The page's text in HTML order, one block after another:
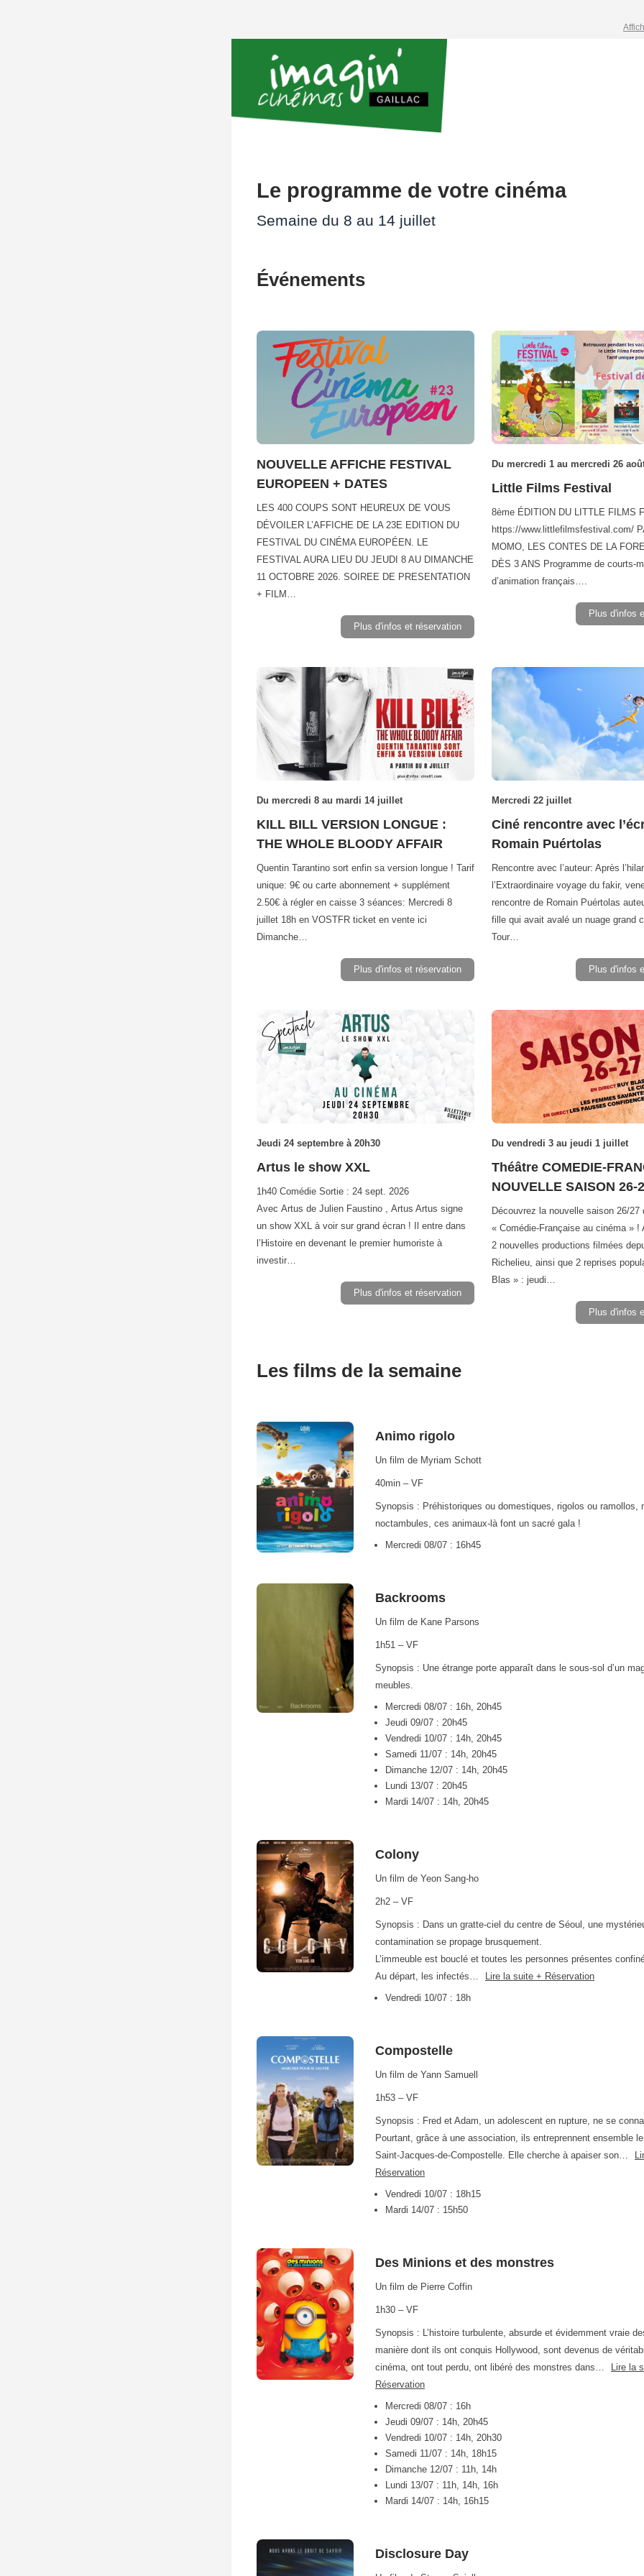
Le programme de votre cinéma
Semaine du 8 au 14 juillet
Événements
NOUVELLE AFFICHE FESTIVAL
EUROPEEN + DATES
LES 400 COUPS SONT HEUREUX DE VOUS
DÉVOILER L’AFFICHE DE LA 23E EDITION DU
FESTIVAL DU CINÉMA EUROPÉEN. LE
FESTIVAL AURA LIEU DU JEUDI 8 AU DIMANCHE
11 OCTOBRE 2026. SOIREE DE PRESENTATION
+ FILM…
Plus d'infos et réservation
Du mercredi 1 au mercredi 26
Little Films Festival
8ème ÉDITION DU LITTLE FILMS
https://www.littlefilmsfestival.com/
MOMO, LES CONTES DE LA
DÈS 3 ANS Programme de courts-
d’animation français….
Plus d'infos
Du mercredi 8 au mardi 14 juillet
KILL BILL VERSION LONGUE :
THE WHOLE BLOODY AFFAIR
Quentin Tarantino sort enfin sa version longue ! Tarif
unique: 9€ ou carte abonnement + supplément
2.50€ à régler en caisse 3 séances: Mercredi 8
juillet 18h en VOSTFR ticket en vente ici
Dimanche…
Plus d'infos et réservation
Mercredi 22 juillet
Ciné rencontre avec
Romain Puértolas
Rencontre avec l’auteur: Après
l’Extraordinaire voyage du fakir,
rencontre de Romain Puértolas
fille qui avait avalé un nuage grand
Tour…
Plus d'infos
Jeudi 24 septembre à 20h30
Artus le show XXL
1h40 Comédie Sortie : 24 sept. 2026
Avec Artus de Julien Faustino , Artus Artus signe
un show XXL à voir sur grand écran ! Il entre dans
l’Histoire en devenant le premier humoriste à
investir…
Plus d'infos et réservation
Du vendredi 3 au jeudi 1 juillet
Théâtre COMEDIE-
NOUVELLE SAISON 26-
Découvrez la nouvelle saison 26/27
« Comédie-Française au cinéma » !
2 nouvelles productions filmées
Richelieu, ainsi que 2 reprises
Blas » : jeudi…
Plus d'infos
Les films de la semaine
Animo rigolo
Un film de Myriam Schott
40min – VF
Synopsis : Préhistoriques ou domestiques, rigolos ou ramollos,
noctambules, ces animaux-là font un sacré gala !
Mercredi 08/07 : 16h45
Backrooms
Un film de Kane Parsons
1h51 – VF
Synopsis : Une étrange porte apparaît dans le sous-sol d’un
meubles.
Mercredi 08/07 : 16h, 20h45
Jeudi 09/07 : 20h45
Vendredi 10/07 : 14h, 20h45
Samedi 11/07 : 14h, 20h45
Dimanche 12/07 : 14h, 20h45
Lundi 13/07 : 20h45
Mardi 14/07 : 14h, 20h45
Colony
Un film de Yeon Sang-ho
2h2 – VF
Synopsis : Dans un gratte-ciel du centre de Séoul, une
contamination se propage brusquement.
L’immeuble est bouclé et toutes les personnes présentes
Au départ, les infectés…
Lire la suite + Réservation
Vendredi 10/07 : 18h
Compostelle
Un film de Yann Samuell
1h53 – VF
Synopsis : Fred et Adam, un adolescent en rupture, ne se
Pourtant, grâce à une association, ils entreprennent ensemble
Saint-Jacques-de-Compostelle. Elle cherche à apaiser son…
Réservation
Vendredi 10/07 : 18h15
Mardi 14/07 : 15h50
Des Minions et des monstres
Un film de Pierre Coffin
1h30 – VF
Synopsis : L’histoire turbulente, absurde et évidemment vraie
manière dont ils ont conquis Hollywood, sont devenus de
cinéma, ont tout perdu, ont libéré des monstres dans…
Lire la
Réservation
Mercredi 08/07 : 16h
Jeudi 09/07 : 14h, 20h45
Vendredi 10/07 : 14h, 20h30
Samedi 11/07 : 14h, 18h15
Dimanche 12/07 : 11h, 14h
Lundi 13/07 : 11h, 14h, 16h
Mardi 14/07 : 14h, 16h15
Disclosure Day